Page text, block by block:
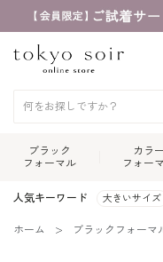
ブラック
フォーマル
カラー
フォー
人気キーワード 大きいサイズ
ホーム ブラックフォーマ